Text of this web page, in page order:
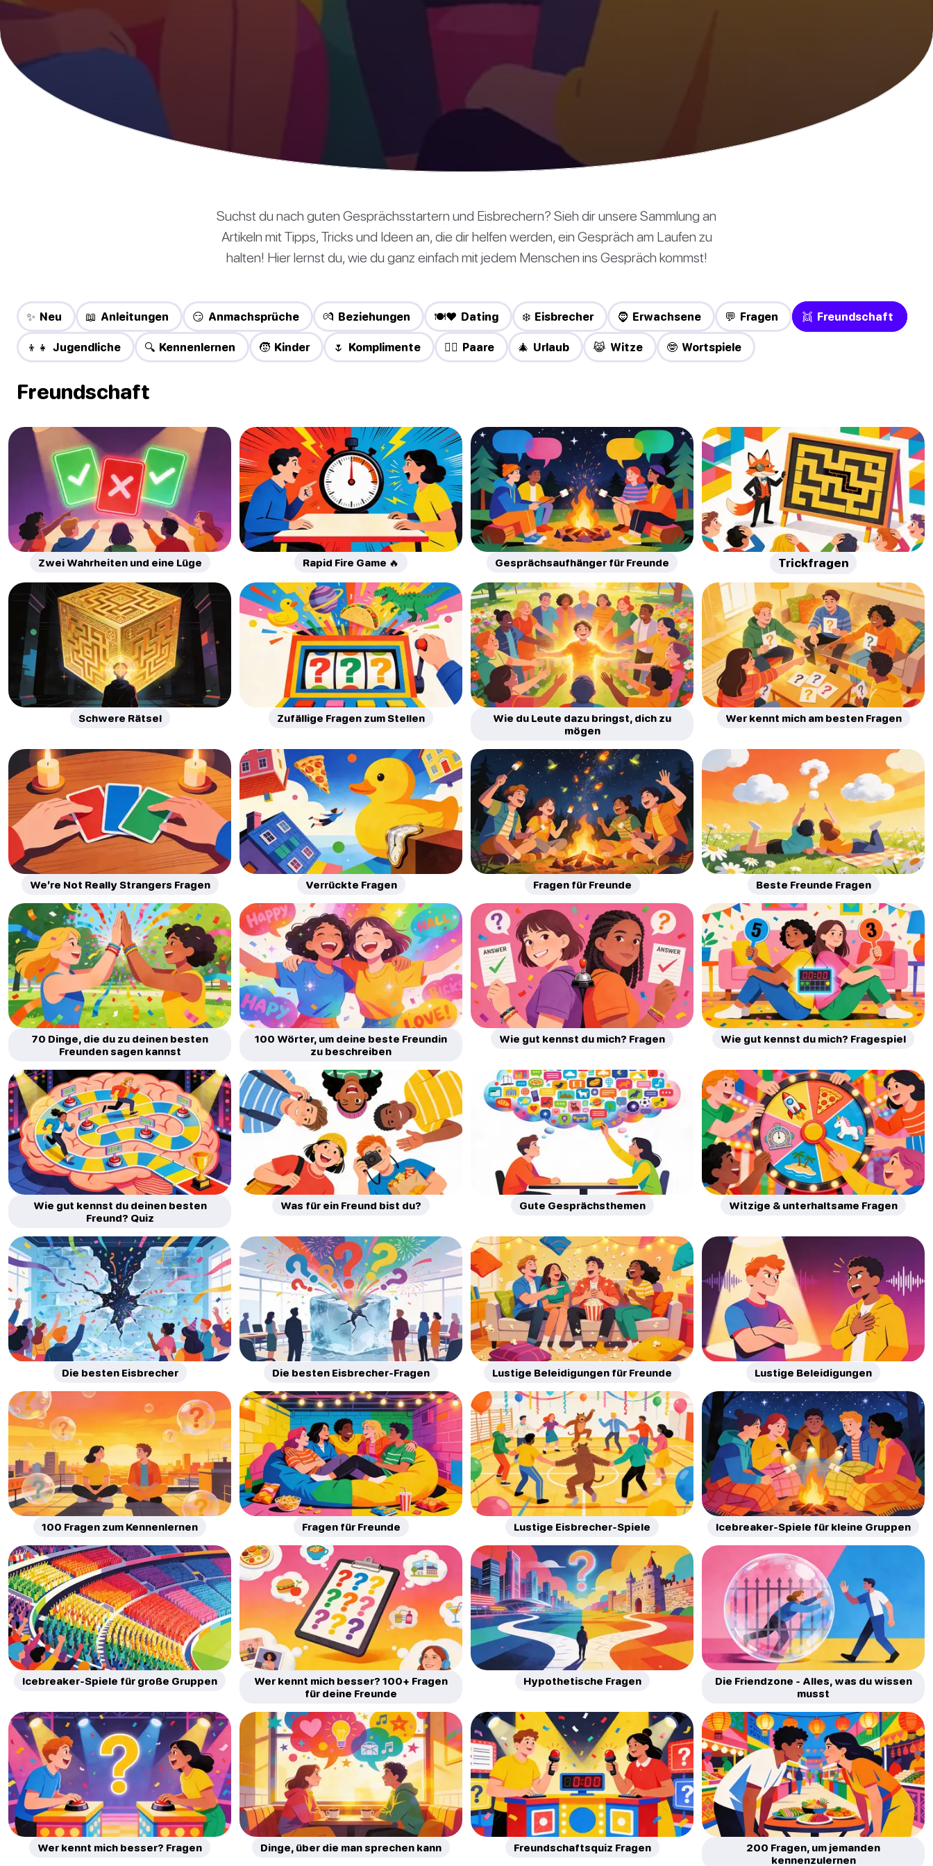
Suchst du nach guten Gesprächsstartern und Eisbrechern? Sieh dir unsere Sammlung an
Artikeln mit Tipps, Tricks und Ideen an, die dir helfen werden, ein Gespräch am Laufen zu
halten! Hier lernst du, wie du ganz einfach mit jedem Menschen ins Gespräch kommst!
✨ Neu 📖 Anleitungen 😏 Anmachsprüche 💏 Beziehungen 🍽️❤️ Dating ❄️ Eisbrecher 🧔 Erwachsene 💬 Fragen 👯 Freundschaft
👦👧 Jugendliche 🔍 Kennenlernen 🧒 Kinder 🌷 Komplimente ❤️‍🔥 Paare 🎄 Urlaub 😹 Witze 🤓 Wortspiele
Freundschaft
Zwei Wahrheiten und eine Lüge Rapid Fire Game 🔥 Gesprächsaufhänger für Freunde Trickfragen
Schwere Rätsel Zufällige Fragen zum Stellen
Wie du Leute dazu bringst, dich zu
mögen
Wer kennt mich am besten Fragen
We’re Not Really Strangers Fragen Verrückte Fragen Fragen für Freunde Beste Freunde Fragen
70 Dinge, die du zu deinen besten
Freunden sagen kannst
100 Wörter, um deine beste Freundin
zu beschreiben
Wie gut kennst du mich? Fragen Wie gut kennst du mich? Fragespiel
Wie gut kennst du deinen besten
Freund? Quiz
Was für ein Freund bist du? Gute Gesprächsthemen Witzige & unterhaltsame Fragen
Die besten Eisbrecher Die besten Eisbrecher-Fragen Lustige Beleidigungen für Freunde Lustige Beleidigungen
100 Fragen zum Kennenlernen Fragen für Freunde Lustige Eisbrecher-Spiele Icebreaker-Spiele für kleine Gruppen
Icebreaker-Spiele für große Gruppen
Wer kennt mich besser? 100+ Fragen
für deine Freunde
Hypothetische Fragen
Die Friendzone - Alles, was du wissen
musst
Wer kennt mich besser? Fragen Dinge, über die man sprechen kann Freundschaftsquiz Fragen
200 Fragen, um jemanden
kennenzulernen